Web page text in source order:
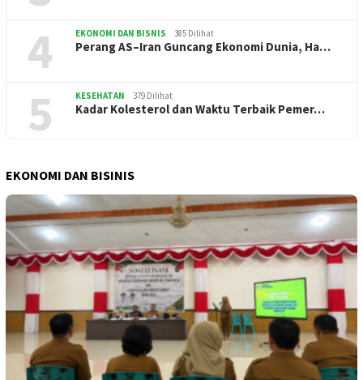
4 EKONOMI DAN BISNIS 385 Dilihat
Perang AS–Iran Guncang Ekonomi Dunia, Ha…
5 KESEHATAN 379 Dilihat
Kadar Kolesterol dan Waktu Terbaik Pemer…
EKONOMI DAN BISINIS